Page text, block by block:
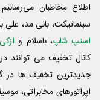
اطلاع مخاطبان می‌رسانیم.
سینماتیکت، بانی مد، علی‌
اسنپ شاپ، باسلام و ازکی
کانال تخفیف می توانند
جدیدترین تخفیف ها در
اپراتورهای مخابراتی،